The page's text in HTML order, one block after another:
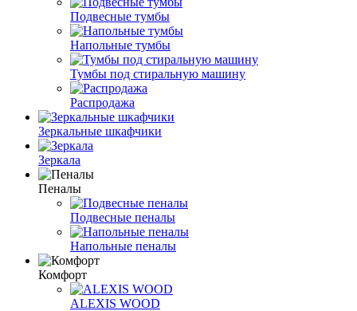
Подвесные тумбы
Напольные тумбы
Тумбы под стиральную машину
Распродажа
Зеркальные шкафчики
Зеркала
Пеналы
Подвесные пеналы
Напольные пеналы
Комфорт
ALEXIS WOOD